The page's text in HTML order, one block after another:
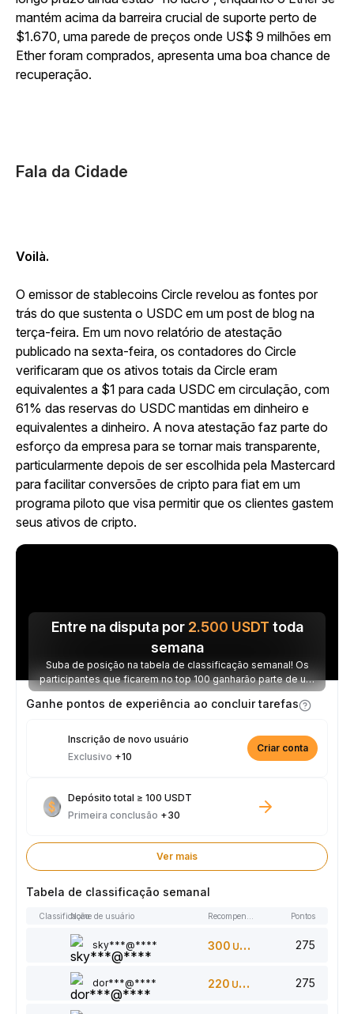
mantém acima da barreira crucial de suporte perto de
$1.670, uma parede de preços onde US$ 9 milhões em
Ether foram comprados, apresenta uma boa chance de
recuperação.
Fala da Cidade
Voilà.
O emissor de stablecoins Circle revelou as fontes por
trás do que sustenta o USDC em um post de blog na
terça-feira. Em um novo relatório de atestação
publicado na sexta-feira, os contadores do Circle
verificaram que os ativos totais da Circle eram
equivalentes a $1 para cada USDC em circulação, com
61% das reservas do USDC mantidas em dinheiro e
equivalentes a dinheiro. A nova atestação faz parte do
esforço da empresa para se tornar mais transparente,
particularmente depois de ser escolhida pela Mastercard
para facilitar conversões de cripto para fiat em um
programa piloto que visa permitir que os clientes gastem
seus ativos de cripto.
Entre na disputa por 2.500 USDT toda
semana
Suba de posição na tabela de classificação semanal! Os
participantes que ficarem no top 100 ganharão parte de um
prêmio de 2.500 USDT toda semana.
Ganhe pontos de experiência ao concluir tarefas
Inscrição de novo usuário
Exclusivo +10
Criar conta
Depósito total ≥ 100 USDT
Primeira conclusão +30
Ver mais
Tabela de classificação semanal
ClassificaçãoNome de usuário Pontos
sky***@**** 300 USDT 275
dor***@**** 220 USDT 275